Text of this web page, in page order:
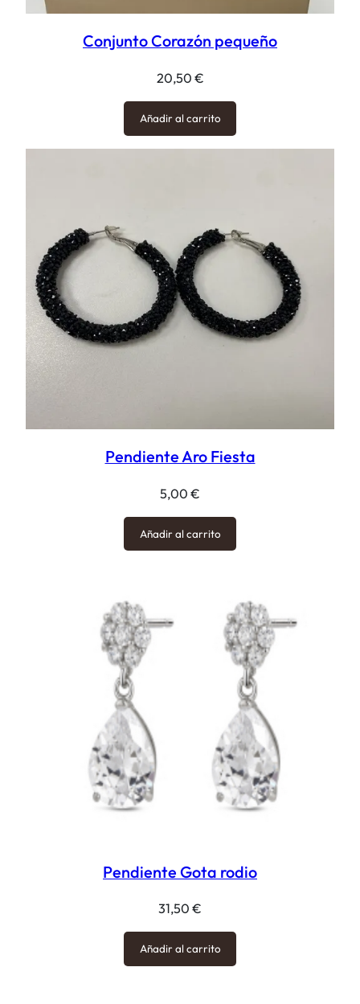
Conjunto Corazón pequeño
20,50 €
Añadir al carrito
Pendiente Aro Fiesta
5,00 €
Añadir al carrito
Pendiente Gota rodio
31,50 €
Añadir al carrito